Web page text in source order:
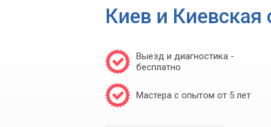
Киев и Киевская
Выезд и диагностика -
бесплатно
Мастера с опытом от 5 лет